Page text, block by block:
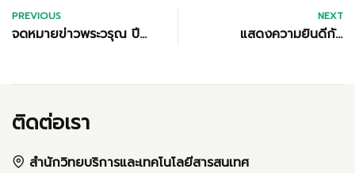
PREVIOUS
จดหมายข่าวพระวรุณ ปีที่
NEXT
แสดงความยินดีกับ
ติดต่อเรา
สำนักวิทยบริการและเทคโนโลยีสารสนเทศ